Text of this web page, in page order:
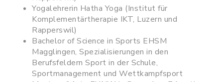
Yogalehrerin Hatha Yoga (Institut für
Komplementärtherapie IKT, Luzern und
Rapperswil)
Bachelor of Science in Sports EHSM
Magglingen, Spezialisierungen in den
Berufsfeldern Sport in der Schule,
Sportmanagement und Wettkampfsport